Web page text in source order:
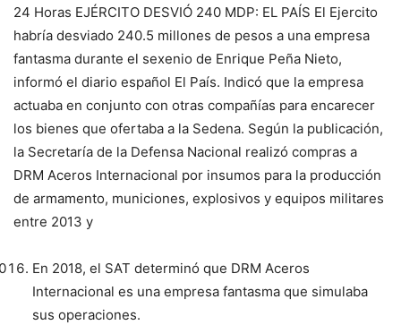
24 Horas EJÉRCITO DESVIÓ 240 MDP: EL PAÍS El Ejercito
habría desviado 240.5 millones de pesos a una empresa
fantasma durante el sexenio de Enrique Peña Nieto,
informó el diario español El País. Indicó que la empresa
actuaba en conjunto con otras compañías para encarecer
los bienes que ofertaba a la Sedena. Según la publicación,
la Secretaría de la Defensa Nacional realizó compras a
DRM Aceros Internacional por insumos para la producción
de armamento, municiones, explosivos y equipos militares
entre 2013 y
En 2018, el SAT determinó que DRM Aceros
Internacional es una empresa fantasma que simulaba
sus operaciones.